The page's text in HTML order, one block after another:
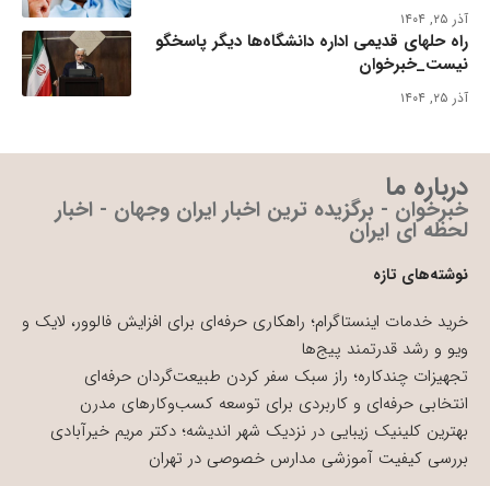
آذر ۲۵, ۱۴۰۴
راه حلهای قدیمی اداره دانشگاه‌ها دیگر پاسخگو
نیست_خبرخوان
آذر ۲۵, ۱۴۰۴
درباره ما
خبرخوان - برگزیده ترین اخبار ایران وجهان - اخبار
لحظه ای ایران
نوشته‌های تازه
خرید خدمات اینستاگرام؛ راهکاری حرفه‌ای برای افزایش فالوور، لایک و
ویو و رشد قدرتمند پیج‌ها
تجهیزات چندکاره؛ راز سبک سفر کردن طبیعت‌گردان حرفه‌ای
انتخابی حرفه‌ای و کاربردی برای توسعه کسب‌وکارهای مدرن
بهترین کلینیک زیبایی در نزدیک شهر اندیشه؛ دکتر مریم خیرآبادی
بررسی کیفیت آموزشی مدارس خصوصی در تهران